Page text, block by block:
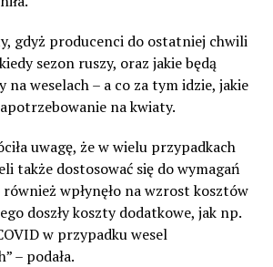
gdyż producenci do ostatniej chwili
sezon ruszy, oraz jakie będą
na weselach – a co za tym idzie, jakie
na kwiaty.
uwagę, że w wielu przypadkach
także dostosować się do wymagań
wpłynęło na wzrost kosztów
doszły koszty dodatkowe, jak np.
w przypadku wesel
– podała.